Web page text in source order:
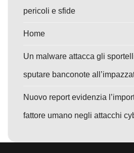
pericoli e sfide
Home
Un malware attacca gli
sputare banconote
Nuovo report evidenzia
fattore umano negli attacchi